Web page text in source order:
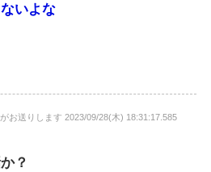
いよな
お送りします 2023/09/28(木) 18:31:17.585
？